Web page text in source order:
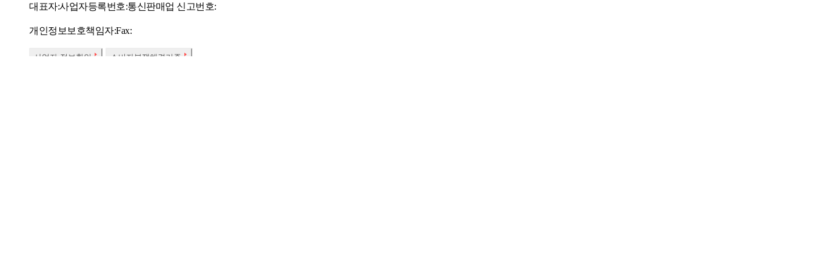
대표자:사업자등록번호:통신판매업 신고번호:
개인정보보호책임자:Fax:
사업자 정보확인 소비자분쟁해결기준